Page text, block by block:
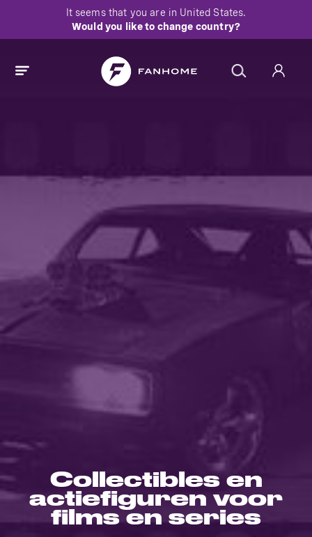
It seems that you are in United States.
Would you like to change country?
Collectibles en
actiefiguren voor
films en series